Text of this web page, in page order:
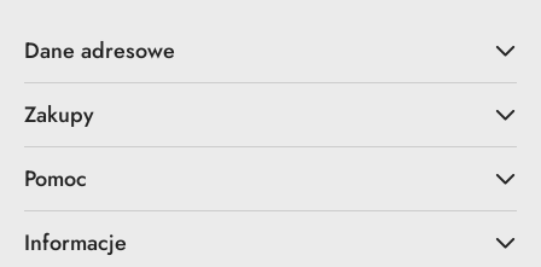
Dane adresowe
Zakupy
Pomoc
Informacje